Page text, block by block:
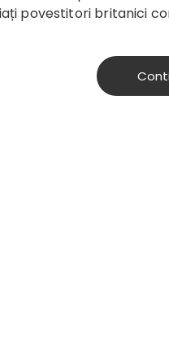
povestitori britanici